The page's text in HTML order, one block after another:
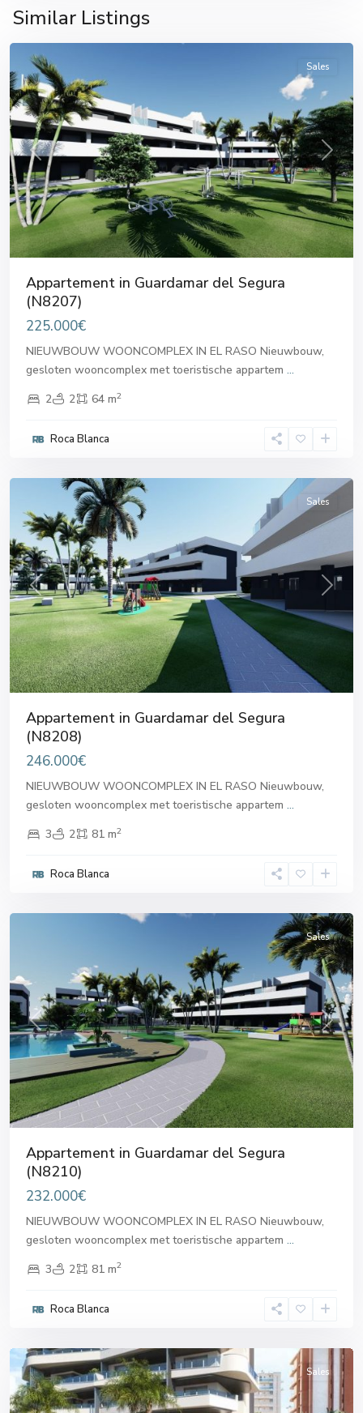
Similar Listings
del
Segura
Previous Next
Sales
Appartement in Guardamar del Segura
(N8207)
225.000€
NIEUWBOUW WOONCOMPLEX IN EL RASO Nieuwbouw,
gesloten wooncomplex met toeristische appartem ...
2
2 64 m2
Roca Blanca
del
Previous Next
Sales
Appartement in Guardamar del Segura
(N8208)
246.000€
NIEUWBOUW WOONCOMPLEX IN EL RASO Nieuwbouw,
gesloten wooncomplex met toeristische appartem ...
3
2 81 m2
Roca Blanca
del
Previous Next
Sales
Appartement in Guardamar del Segura
(N8210)
232.000€
NIEUWBOUW WOONCOMPLEX IN EL RASO Nieuwbouw,
gesloten wooncomplex met toeristische appartem ...
3
2 81 m2
Roca Blanca
del
Sales